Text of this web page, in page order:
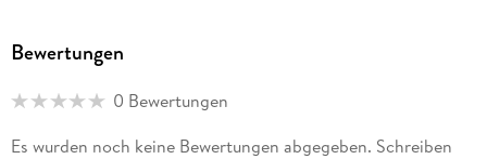
Bewertungen
0 Bewertungen
Es wurden noch keine Bewertungen abgegeben. Schreiben